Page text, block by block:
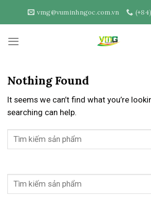
vmg@vuminhngoc.com.vn
Nothing Found
It seems we can’t find what you’re
searching can help.